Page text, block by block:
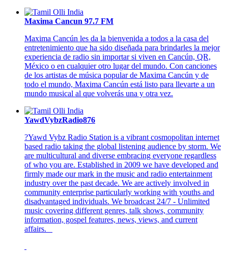
Maxima Cancun 97.7 FM
Maxima Cancún les da la bienvenida a todos a la casa del
entretenimiento que ha sido diseñada para brindarles la mejor
experiencia de radio sin importar si viven en Cancún, QR,
México o en cualquier otro lugar del mundo. Con canciones
de los artistas de música popular de Maxima Cancún y de
todo el mundo, Maxima Cancún está listo para llevarte a un
mundo musical al que volverás una y otra vez.
YawdVybzRadio876
?Yawd Vybz Radio Station is a vibrant cosmopolitan internet
based radio taking the global listening audience by storm. We
are multicultural and diverse embracing everyone regardless
of who you are. Established in 2009 we have developed and
firmly made our mark in the music and radio entertainment
industry over the past decade. We are actively involved in
community enterprise particularly working with youths and
disadvantaged individuals. We broadcast 24/7 - Unlimited
music covering different genres, talk shows, community
information, gospel features, news, views, and current
affairs.